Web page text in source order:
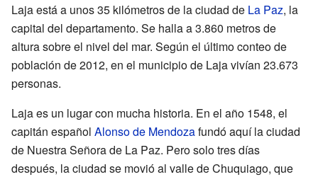
Laja está a unos 35 kilómetros de la ciudad de La Paz, la
capital del departamento. Se halla a 3.860 metros de
altura sobre el nivel del mar. Según el último conteo de
población de 2012, en el municipio de Laja vivían 23.673
personas.
Laja es un lugar con mucha historia. En el año 1548, el
capitán español Alonso de Mendozafundó aquí la ciudad
de Nuestra Señora de La Paz. Pero solo tres días
después, la ciudad se movió al valle de Chuquiago, que